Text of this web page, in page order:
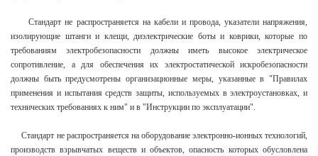
Стандарт не распространяется на кабели и провода, указатели напряжения,
изолирующие штанги и клещи, диэлектрические боты и коврики, которые по
требованиям электробезопасности должны иметь высокое электрическое
сопротивление, а для обеспечения их электростатической искробезопасности
должны быть предусмотрены организационные меры, указанные в "Правилах
применения и испытания средств защиты, используемых в электроустановках, и
технических требованиях к ним" и в "Инструкции по эксплуатации".
Стандарт не распространяется на оборудование электронно-ионных технологий,
производств взрывчатых веществ и объектов, опасность которых обусловлена